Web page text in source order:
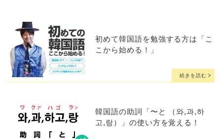
初めて韓国語を勉強する方は「こ
こから始める！」
続きを読む
韓国語の助詞「〜と （와,과,하
고,랑）」の使い方を覚える！